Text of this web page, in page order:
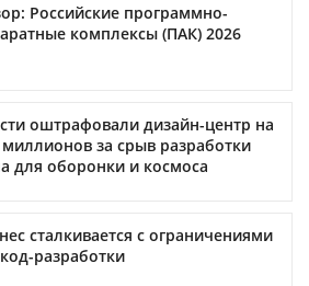
Российские программно-
комплексы (ПАК) 2026
оштрафовали дизайн-центр на
миллионов за срыв разработки
для оборонки и космоса
сталкивается с ограничениями
разработки